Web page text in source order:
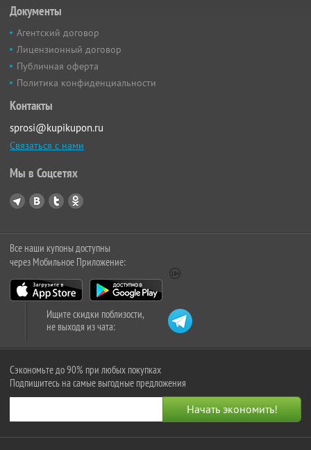
Документы
Агентский договор
Лицензионный договор
Публичная оферта
Политика конфиденциальности
Контакты
sprosi@kupikupon.ru
Связаться с нами
Мы в Соцсетях
Все наши купоны доступны
через Мобильное Приложение:
Ищите скидки поблизости,
не выходя из чата:
Сэкономьте до 90% при любых покупках
Подпишитесь на самые выгодные предложения